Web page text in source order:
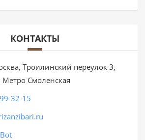
КОНТАКТЫ
Троилинский переулок 3,
Метро Смоленская
32-15